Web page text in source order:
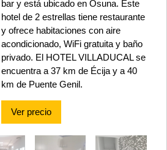
bar y está ubicado en Osuna. Este
hotel de 2 estrellas tiene restaurante
y ofrece habitaciones con aire
acondicionado, WiFi gratuita y baño
privado. El HOTEL VILLADUCAL se
encuentra a 37 km de Écija y a 40
km de Puente Genil.
Ver precio